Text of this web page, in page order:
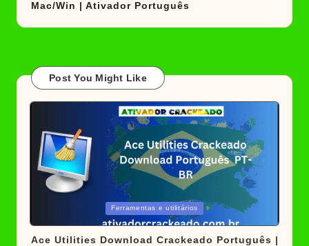
Mac/Win | Ativador Português
Post You Might Like
Ferramentas e utilitários
Ace Utilities Download Crackeado Português |